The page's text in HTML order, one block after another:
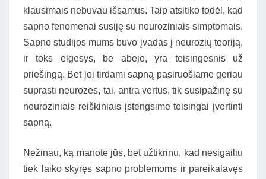
klausimais nebuvau išsamus. Taip atsitiko todėl, kad
sapno fenomenai susiję su neuroziniais simptomais.
Sapno studijos mums buvo įvadas į neurozių teoriją,
ir toks elgesys, be abejo, yra teisingesnis už
priešingą. Bet jei tirdami sapną pasiruošiame geriau
suprasti neurozes, tai, antra vertus, tik susipažinę su
neuroziniais reiškiniais įstengsime teisingai įvertinti
sapną.
Nežinau, ką manote jūs, bet užtikrinu, kad nesigailiu
tiek laiko skyręs sapno problemoms ir pareikalavęs